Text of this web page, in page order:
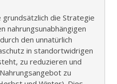
grundsätzlich die Strategie
nahrungsunabhängigen
den unnatürlich
in standortwidrigen
zu reduzieren und
zu